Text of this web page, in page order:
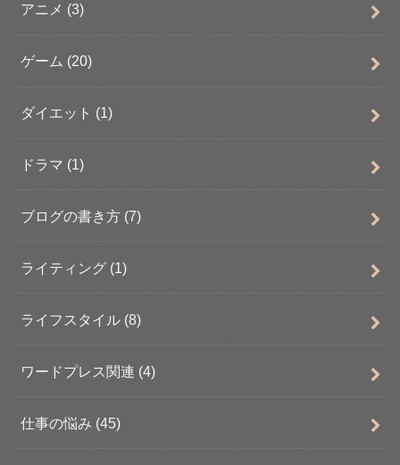
アニメ (3)
ゲーム (20)
ダイエット (1)
ドラマ (1)
ブログの書き方 (7)
ライティング (1)
ライフスタイル (8)
ワードプレス関連 (4)
仕事の悩み (45)